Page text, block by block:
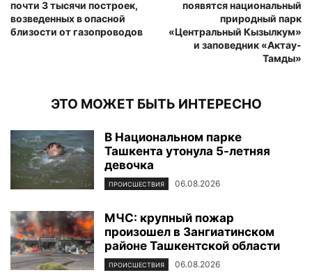
почти 3 тысячи построек,
возведенных в опасной
близости от газопроводов
появятся национальный
природный парк
«Центральный Кызылкум»
и заповедник «Актау-
Тамды»
ЭТО МОЖЕТ БЫТЬ ИНТЕРЕСНО
В Национальном парке
Ташкента утонула 5-летняя
девочка
ПРОИСШЕСТВИЯ 06.08.2026
МЧС: крупный пожар
произошел в Зангиатинском
районе Ташкентской области
ПРОИСШЕСТВИЯ 06.08.2026